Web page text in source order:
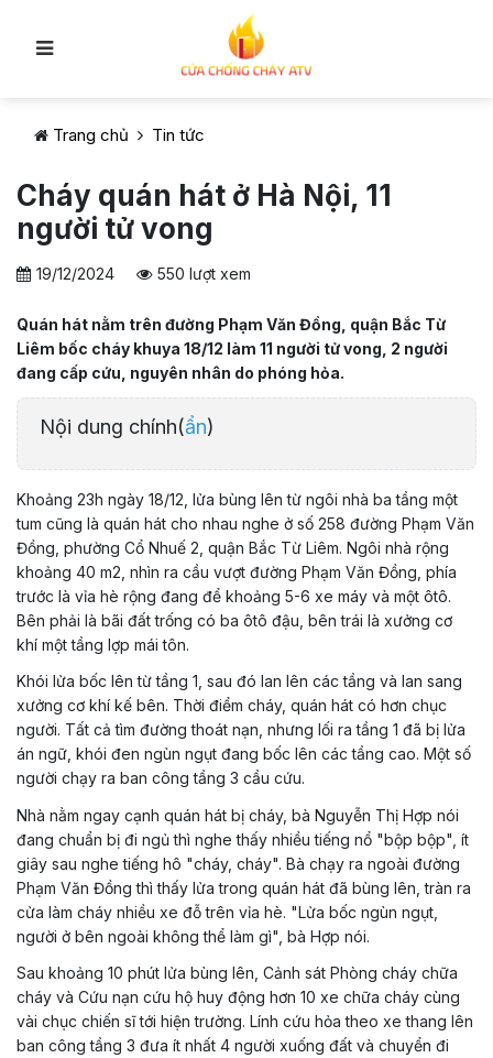
Trang chủ Tin tức
Cháy quán hát ở Hà Nội, 11
người tử vong
19/12/2024 550 lượt xem
Quán hát nằm trên đường Phạm Văn Đồng, quận Bắc Từ
Liêm bốc cháy khuya 18/12 làm 11 người tử vong, 2 người
đang cấp cứu, nguyên nhân do phóng hỏa.
Nội dung chính(ẩn)
Khoảng 23h ngày 18/12, lửa bùng lên từ ngôi nhà ba tầng một
tum cũng là quán hát cho nhau nghe ở số 258 đường Phạm Văn
Đồng, phường Cổ Nhuế 2, quận Bắc Từ Liêm. Ngôi nhà rộng
khoảng 40 m2, nhìn ra cầu vượt đường Phạm Văn Đồng, phía
trước là vỉa hè rộng đang để khoảng 5-6 xe máy và một ôtô.
Bên phải là bãi đất trống có ba ôtô đậu, bên trái là xưởng cơ
khí một tầng lợp mái tôn.
Khói lửa bốc lên từ tầng 1, sau đó lan lên các tầng và lan sang
xưởng cơ khí kế bên. Thời điểm cháy, quán hát có hơn chục
người. Tất cả tìm đường thoát nạn, nhưng lối ra tầng 1 đã bị lửa
án ngữ, khói đen ngùn ngụt đang bốc lên các tầng cao. Một số
người chạy ra ban công tầng 3 cầu cứu.
Nhà nằm ngay cạnh quán hát bị cháy, bà Nguyễn Thị Hợp nói
đang chuẩn bị đi ngủ thì nghe thấy nhiều tiếng nổ "bộp bộp", ít
giây sau nghe tiếng hô "cháy, cháy". Bà chạy ra ngoài đường
Phạm Văn Đồng thì thấy lửa trong quán hát đã bùng lên, tràn ra
cửa làm cháy nhiều xe đỗ trên vỉa hè. "Lửa bốc ngùn ngụt,
người ở bên ngoài không thể làm gì", bà Hợp nói.
Sau khoảng 10 phút lửa bùng lên, Cảnh sát Phòng cháy chữa
cháy và Cứu nạn cứu hộ huy động hơn 10 xe chữa cháy cùng
vài chục chiến sĩ tới hiện trường. Lính cứu hỏa theo xe thang lên
ban công tầng 3 đưa ít nhất 4 người xuống đất và chuyển đi